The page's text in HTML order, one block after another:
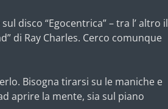
disco “Egocentrica” – tra l’ altro il
di Ray Charles. Cerco comunque
Bisogna tirarsi su le maniche e
aprire la mente, sia sul piano